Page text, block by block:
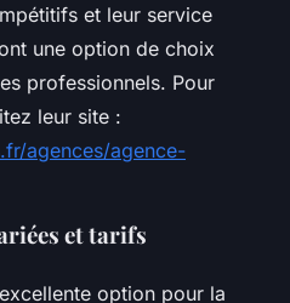
et leur service
une option de choix
professionnels. Pour
leur site :
agences/agence-
et tarifs
option pour la